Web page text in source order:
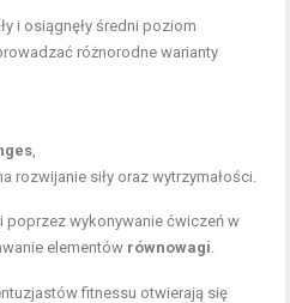
i osiągnęły średni poziom
różnorodne warianty
rozwijanie siły oraz wytrzymałości.
poprzez wykonywanie ćwiczeń w
elementów równowagi
fitnessu otwierają się